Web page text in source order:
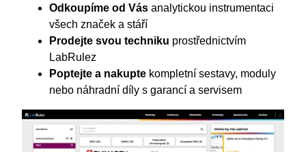
Odkoupíme od Vás analytickou instrumentaci
všech značek a stáří
Prodejte svou techniku prostřednictvím
LabRulez
Poptejte a nakupte kompletní sestavy, moduly
nebo náhradní díly s garancí a servisem